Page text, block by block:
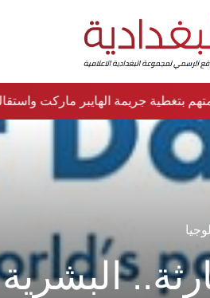
متهم بتغطية جريمة الهايبر ماركت
البشرية